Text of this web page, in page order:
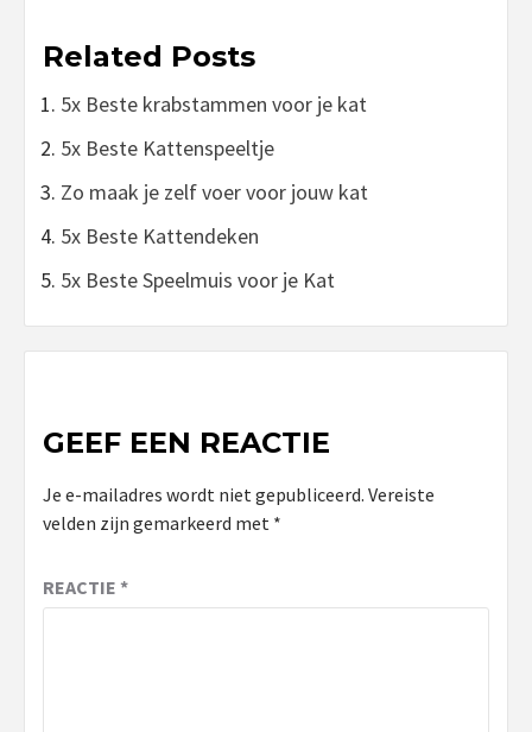
Related Posts
5x Beste krabstammen voor je kat
5x Beste Kattenspeeltje
Zo maak je zelf voer voor jouw kat
5x Beste Kattendeken
5x Beste Speelmuis voor je Kat
GEEF EEN REACTIE
Je e-mailadres wordt niet gepubliceerd. Vereiste
velden zijn gemarkeerd met *
REACTIE *